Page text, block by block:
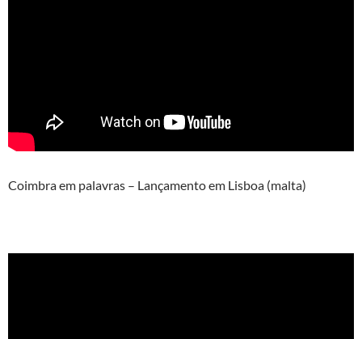
Coimbra em palavras – Lançamento em Lisboa (malta)